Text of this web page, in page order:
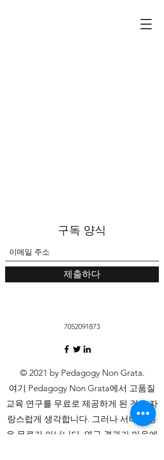
구독 양식
제출하다
7052091873
© 2021 by Pedagogy Non Grata.
여기 Pedagogy Non Grata에서 고품질
교육 연구를 무료로 제공하게 된 것을 자
랑스럽게 생각합니다. 그러나 서버 비용
은 무료가 아닙니다. 연구 결과가 마음에